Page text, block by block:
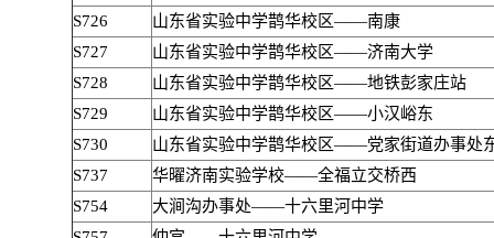
S726
山东省实验中学鹊华校区——南康
S727
山东省实验中学鹊华校区——济南大学
S728
山东省实验中学鹊华校区——地铁彭家庄站
S729
山东省实验中学鹊华校区——小汉峪东
S730
山东省实验中学鹊华校区——党家街道办事处
S737
华曜济南实验学校——全福立交桥西
S754
大涧沟办事处——十六里河中学